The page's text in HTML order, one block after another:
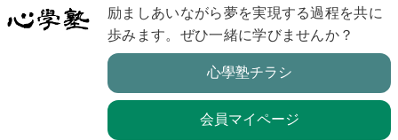
励ましあいながら夢を実現する過程を共に
歩みます。ぜひ一緒に学びませんか？
心學塾チラシ
会員マイページ